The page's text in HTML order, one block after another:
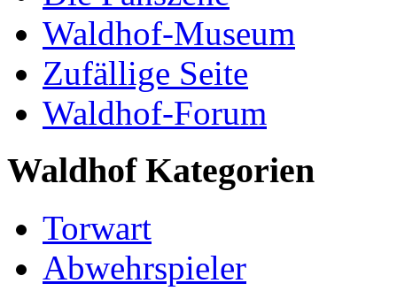
Waldhof-Museum
Zufällige Seite
Waldhof-Forum
Waldhof Kategorien
Torwart
Abwehrspieler